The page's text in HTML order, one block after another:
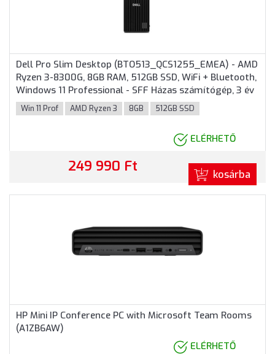
Dell Pro Slim Desktop (BTO513_QCS1255_EMEA) - AMD
Ryzen 3-8300G, 8GB RAM, 512GB SSD, WiFi + Bluetooth,
Windows 11 Professional - SFF Házas számítógép, 3 év
helyszíni garancia
Win 11 Prof AMD Ryzen 3 8GB 512GB SSD
ELÉRHETŐ
249 990 Ft kosárba
HP Mini IP Conference PC with Microsoft Team Rooms
(A1ZB6AW)
ELÉRHETŐ